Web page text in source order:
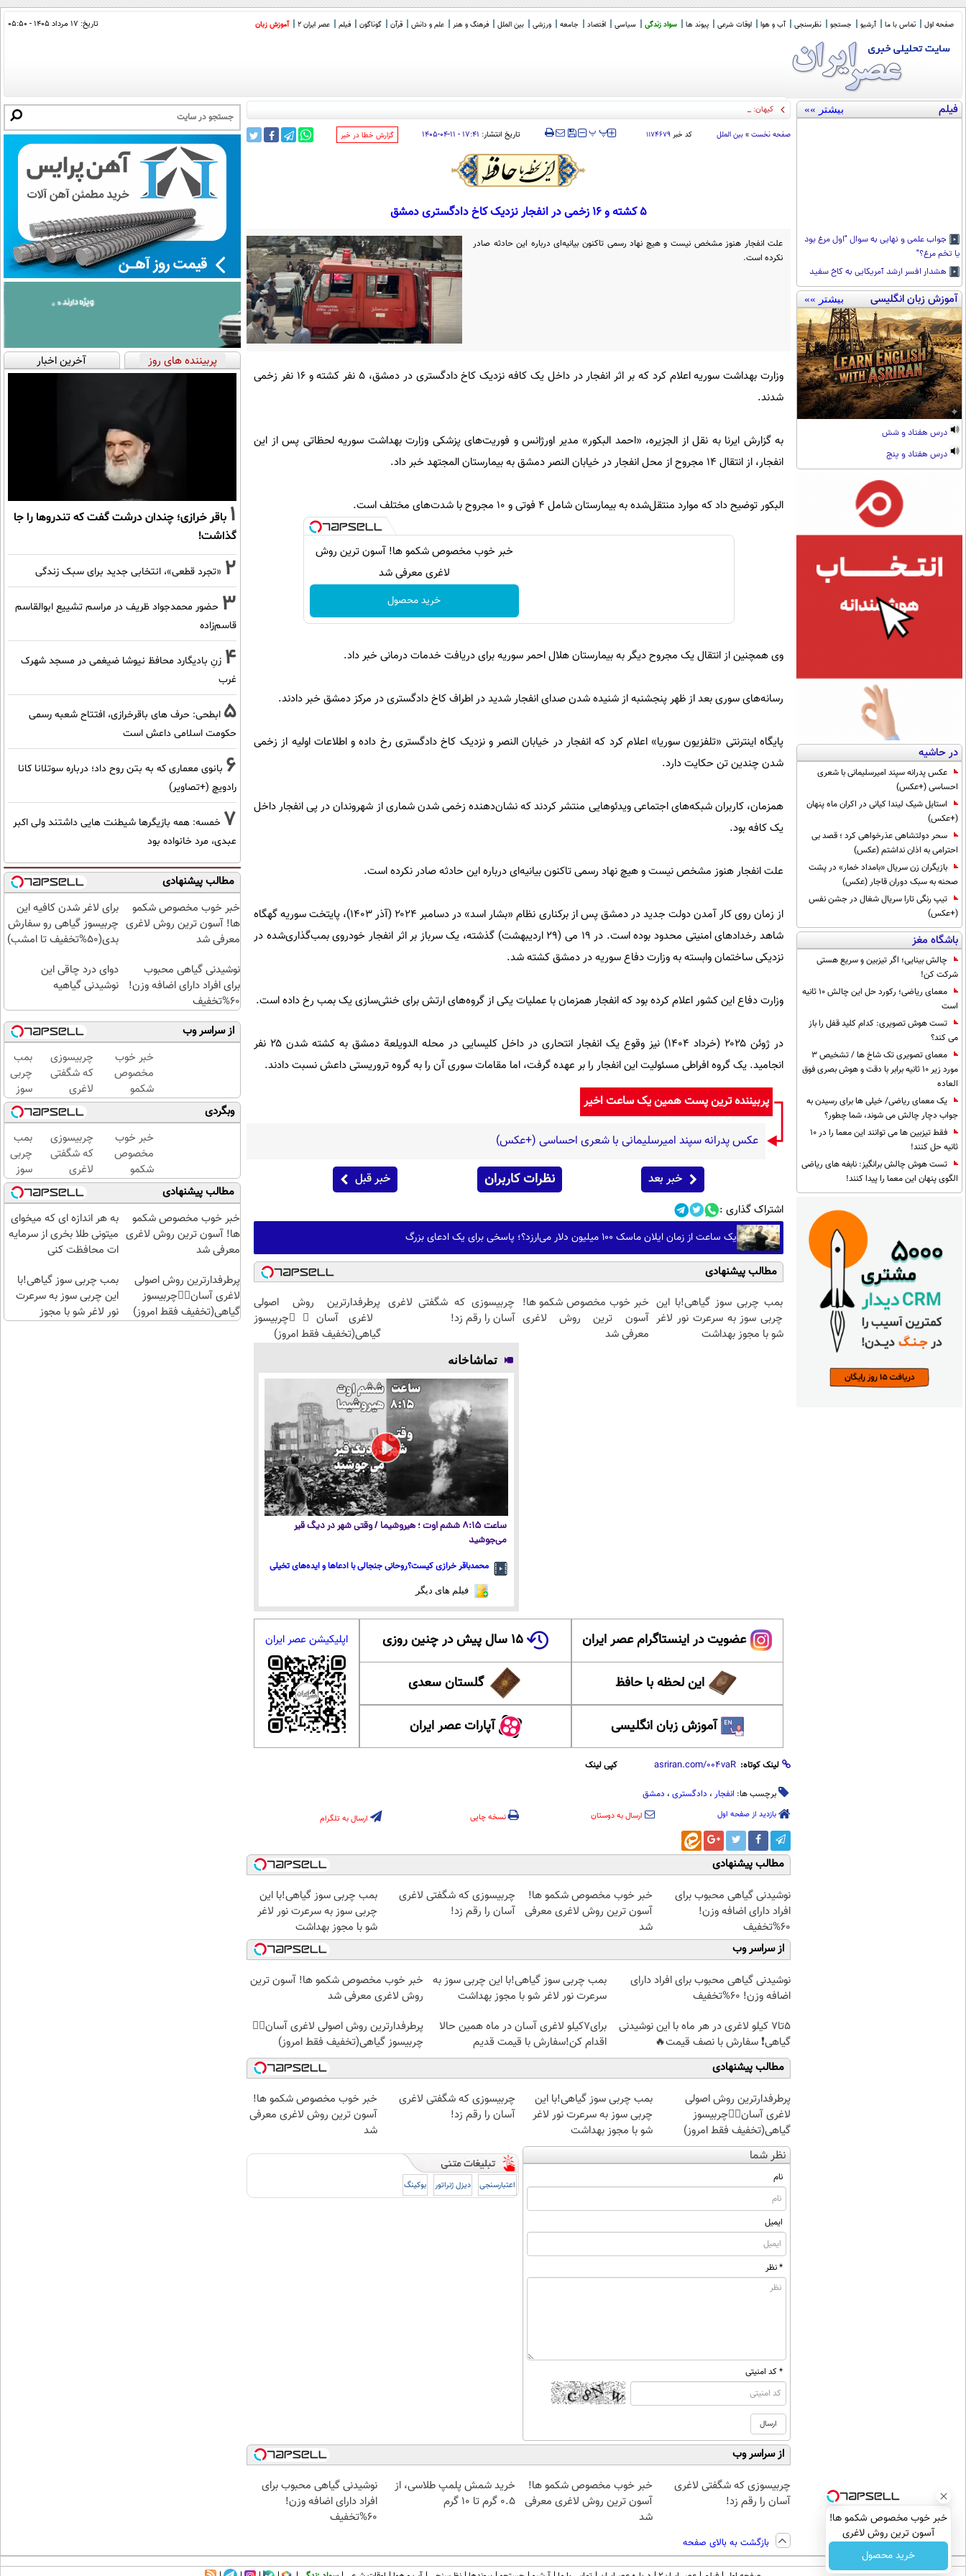
صفحه اول تماس با ما آرشیو جستجو نظرسنجی آب و هوا اوقات شرعی پیوند ها سواد زندگی سیاسی اقتصاد جامعه ورزشی بین الملل فرهنگ و هنر علم و دانش قرآن گوناگون فیلم عصر ایران 2 آموزش زبان تاریخ: ۱۷ مرداد ۱۴۰۵ - ۰۵:۵۰
فیلم بیشتر »»
جواب علمی و نهایی به سوال "اول مرغ بود
یا تخم مرغ؟"
هشدار افسر ارشد آمریکایی به کاخ سفید
آموزش زبان انگلیسی بیشتر »»
درس هفتاد و شش
درس هفتاد و پنج
در حاشیه
عکس پدرانه سپند امیرسلیمانی با شعری
احساسی (+عکس)
استایل شیک لیندا کیانی در اکران ماه پنهان
(+عکس)
سحر دولتشاهی عذرخواهی کرد ؛ قصد بی
احترامی به اذان نداشتم (عکس)
بازیگران زن سریال «بامداد خمار» در پشت
صحنه به سبک دوران قاجار (عکس)
تیپ رنگی تارا سریال شغال در جشن نفس
(+عکس)
باشگاه مغز
چالش بینایی؛ اگر تیزبین و سریع هستی
شرکت کن!
معمای ریاضی؛ رکورد حل این چالش 10 ثانیه
است
تست هوش تصویری: کدام کلید قفل را باز
می کند؟
معمای تصویری تک شاخ ها / تشخیص 3
مورد زیر 10 ثانیه برابر با دقت و هوش بصری فوق
العاده
یک معمای ریاضی/ خیلی ها برای رسیدن به
جواب دچار چالش می شوند، شما چطور؟
فقط تیزبین ها می توانند این معما را در 10
ثانیه حل کنند!
تست هوش چالش برانگیز: نابغه های ریاضی
الگوی پنهان این معما را پیدا کنند!
کیهان: دولت به فکر حفاظ
صفحه نخست » بین الملل کد خبر۱۱۷۴۶۷۹ ‍‍‍ پپ تاریخ انتشار: ۱۷:۴۱ - ۱۱-۰۴-۱۴۰۵ ‌گزارش خطا در خبر
۵ کشته و ۱۶ زخمی در انفجار نزدیک کاخ دادگستری دمشق
علت انفجار هنوز مشخص نیست و هیچ نهاد رسمی تاکنون بیانیه‌ای درباره این حادثه صادر
نکرده است.
وزارت بهداشت سوریه اعلام کرد که بر اثر انفجار در داخل یک کافه نزدیک کاخ دادگستری در دمشق، ۵ نفر کشته و ۱۶ نفر زخمی
شدند.
به گزارش ایرنا به نقل از الجزیره، «احمد البکور» مدیر اورژانس و فوریت‌های پزشکی وزارت بهداشت سوریه لحظاتی پس از این
انفجار، از انتقال ۱۴ مجروح از محل انفجار در خیابان النصر دمشق به بیمارستان المجتهد خبر داد.
البکور توضیح داد که موارد منتقل‌شده به بیمارستان شامل ۴ فوتی و ۱۰ مجروح با شدت‌های مختلف است.
خبر خوب مخصوص شکمو ها! آسون ترین روش
لاغری معرفی شد
خرید محصول
وی همچنین از انتقال یک مجروح دیگر به بیمارستان هلال احمر سوریه برای دریافت خدمات درمانی خبر داد.
رسانه‌های سوری بعد از ظهر پنجشنبه از شنیده شدن صدای انفجار شدید در اطراف کاخ دادگستری در مرکز دمشق خبر دادند.
پایگاه اینترنتی «تلفزیون سوریا» اعلام کرد که انفجار در خیابان النصر و نزدیک کاخ دادگستری رخ داده و اطلاعات اولیه از زخمی
شدن چندین تن حکایت دارد.
همزمان، کاربران شبکه‌های اجتماعی ویدئوهایی منتشر کردند که نشان‌دهنده زخمی شدن شماری از شهروندان در پی انفجار داخل
یک کافه بود.
علت انفجار هنوز مشخص نیست و هیچ نهاد رسمی تاکنون بیانیه‌ای درباره این حادثه صادر نکرده است.
از زمان روی کار آمدن دولت جدید در دمشق پس از برکناری نظام «بشار اسد» در دسامبر ۲۰۲۴ (آذر ۱۴۰۳)، پایتخت سوریه گهگاه
شاهد رخدادهای امنیتی محدود بوده است. در ۱۹ می (۲۹ اردیبهشت) گذشته، یک سرباز بر اثر انفجار خودروی بمب‌گذاری‌شده در
نزدیکی ساختمان وابسته به وزارت دفاع سوریه در دمشق کشته شد.
وزارت دفاع این کشور اعلام کرده بود که انفجار همزمان با عملیات یکی از گروه‌های ارتش برای خنثی‌سازی یک بمب رخ داده است.
در ژوئن ۲۰۲۵ (خرداد ۱۴۰۴) نیز وقوع یک انفجار انتحاری در داخل کلیسایی در محله الدویلعة دمشق به کشته شدن ۲۵ نفر
انجامید. یک گروه افراطی مسئولیت این انفجار را بر عهده گرفت، اما مقامات سوری آن را به گروه تروریستی داعش نسبت دادند.
پربیننده ترین پست همین یک ساعت اخیر
عکس پدرانه سپند امیرسلیمانی با شعری احساسی (+عکس)
خبر بعد نظرات کاربران خبر قبل
اشتراک گذاری :
یک ساعت از زمان ایلان ماسک ۱۰۰ میلیون دلار می‌ارزد؟؛ پاسخی برای یک ادعای بزرگ
مطالب پیشنهادی
بمب چربی سوز گیاهی!با این
چربی سوز به سرعرت نور لاغر
شو با مجوز بهداشت
خبر خوب مخصوص شکمو ها!
آسون ترین روش لاغری
معرفی شد
چربیسوزی که شگفتی لاغری
آسان را رقم زد!
پرطرفدارترین روش اصولی
لاغری آسان👈🏻چربیسوز
گیاهی(تخفیف فقط امروز)
تماشاخانه
ساعت ۸:۱۵ ششم اوت ؛ هیروشیما / وقتی شهر در دیگ قیر
می‌جوشید
محمدباقر خرازی کیست؟روحانی جنجالی با ادعاها و ایده‌های تخیلی
فیلم های دیگر
عضویت در اینستاگرام عصر ایران ۱۵ سال پیش در چنین روزی
این لحظه با حافظ گلستان سعدی
آموزش زبان انگلیسی آپارات عصر ایران
اپلیکیشن عصر ایران
لینک کوتاه: کپی لینک
برچسب ها: انفجار ، دادگستری ، دمشق
بازدید از صفحه اول ارسال به دوستان نسخه چاپی ارسال به تلگرام
مطالب پیشنهادی
نوشیدنی گیاهی محبوب برای
افراد دارای اضافه وزن!
60%تخفیف
خبر خوب مخصوص شکمو ها!
آسون ترین روش لاغری معرفی
شد
چربیسوزی که شگفتی لاغری
آسان را رقم زد!
بمب چربی سوز گیاهی!با این
چربی سوز به سرعرت نور لاغر
شو با مجوز بهداشت
از سراسر وب
نوشیدنی گیاهی محبوب برای افراد دارای
اضافه وزن! 60%تخفیف
بمب چربی سوز گیاهی!با این چربی سوز به
سرعرت نور لاغر شو با مجوز بهداشت
خبر خوب مخصوص شکمو ها! آسون ترین
روش لاغری معرفی شد
5تا7 کیلو لاغری در هر ماه با این نوشیدنی
گیاهی❗ سفارش با نصف قیمت🔥
برای7کیلو لاغری آسان در ماه همین حالا
اقدام کن!سفارش با قیمت قدیم
پرطرفدارترین روش اصولی لاغری آسان👈🏻
چربیسوز گیاهی(تخفیف فقط امروز)
مطالب پیشنهادی
پرطرفدارترین روش اصولی
لاغری آسان👈🏻چربیسوز
گیاهی(تخفیف فقط امروز)
بمب چربی سوز گیاهی!با این
چربی سوز به سرعرت نور لاغر
شو با مجوز بهداشت
چربیسوزی که شگفتی لاغری
آسان را رقم زد!
خبر خوب مخصوص شکمو ها!
آسون ترین روش لاغری معرفی
شد
نظر شما
نام
ایمیل
* نظر
* کد امنیتی
اعتبارسنجی دیزل ژنراتور بوکینگ
از سراسر وب
چربیسوزی که شگفتی لاغری
آسان را رقم زد!
خبر خوب مخصوص شکمو ها!
آسون ترین روش لاغری معرفی
شد
خرید شمش پلمپ طلاسی، از
۰.۵ گرم تا ۱۰ گرم
نوشیدنی گیاهی محبوب برای
افراد دارای اضافه وزن!
60%تخفیف
بازگشت به بالای صفحه
پربیننده های روز آخرین اخبار
1 باقر خرازی؛ چندان درشت گفت که تندروها را جا
گذاشت!
2 «تجرد قطعی»، انتخابی جدید برای سبک زندگی
3 حضور محمدجواد ظریف در مراسم تشییع ابوالقاسم
قاسم‌زاده
4 زنِ بادیگارد محافظ نیوشا ضیغمی در مسجد شهرک
غرب
5 ابطحی: حرف های باقرخرازی، افتتاح شعبه رسمی
حکومت اسلامی داعش است
6 بانوی معماری که به بتن روح داد؛ درباره سوتلانا کانا
رادویچ (+تصاویر)
7 خمسه: همه بازیگرها شیطنت هایی داشتند ولی اکبر
عبدی، مرد خانواده بود
مطالب پیشنهادی
خبر خوب مخصوص شکمو
ها! آسون ترین روش لاغری
معرفی شد
برای لاغر شدن کافیه این
چربیسوز گیاهی رو سفارش
بدی(50%تخفیف تا امشب)
نوشیدنی گیاهی محبوب
برای افراد دارای اضافه وزن!
60%تخفیف
دوای درد چاقی این
نوشیدنی گیاهیه
از سراسر وب
خبر خوب
مخصوص
شکمو
ها!
آسون
ترین
روش
لاغری
معرفی
شد
چربیسوزی
که شگفتی
لاغری
آسان را
رقم زد!
بمب
چربی
سوز
گیاهی!
با این
چربی
سوز به
سرعرت
نور لاغر
شو با
مجوز
وبگردی
خبر خوب
مخصوص
شکمو
ها!
آسون
ترین
روش
شد
چربیسوزی
که شگفتی
لاغری
آسان را
رقم زد!
بمب
چربی
سوز
گیاهی!
با این
چربی
سوز به
شو با
مجوز
مطالب پیشنهادی
خبر خوب مخصوص شکمو
ها! آسون ترین روش لاغری
معرفی شد
به هر اندازه ای که میخوای
میتونی طلا بخری از سرمایه
ات محافظت کنی
پرطرفدارترین روش اصولی
لاغری آسان👈🏻چربیسوز
گیاهی(تخفیف فقط امروز)
بمب چربی سوز گیاهی!با
این چربی سوز به سرعرت
نور لاغر شو با مجوز
خبر خوب مخصوص شکمو ها!
آسون ترین روش لاغری
معرفی شد
خرید محصول